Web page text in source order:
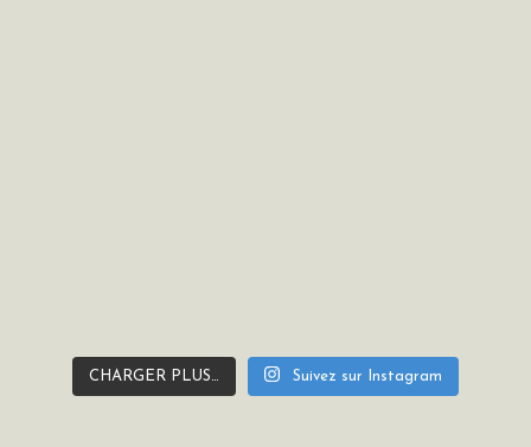
CHARGER PLUS… Suivez sur Instagram